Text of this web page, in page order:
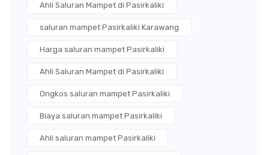
Ahli Saluran Mampet di Pasirkaliki
saluran mampet Pasirkaliki Karawang
Harga saluran mampet Pasirkaliki
Ahli Saluran Mampet di Pasirkaliki
Ongkos saluran mampet Pasirkaliki
Biaya saluran mampet Pasirkaliki
Ahli saluran mampet Pasirkaliki